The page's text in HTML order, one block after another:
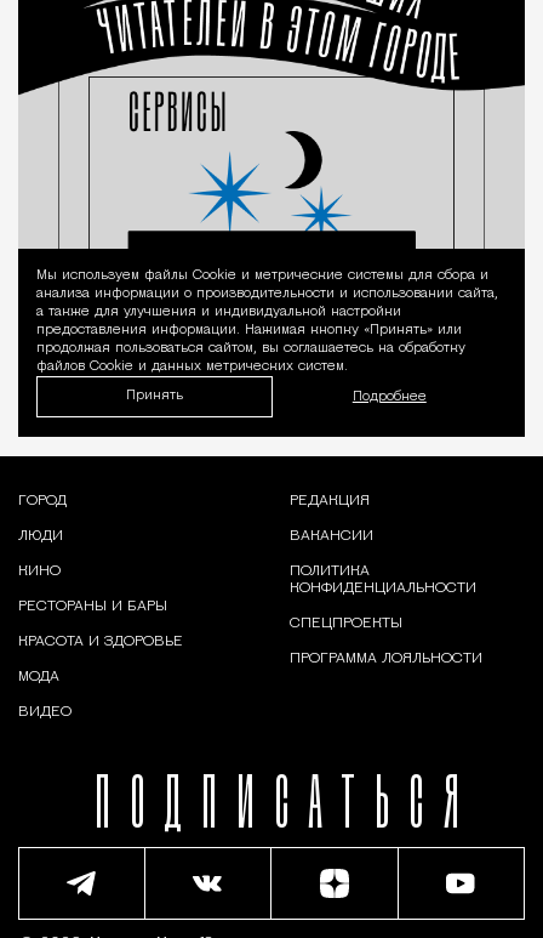
Уведомление
Мы используем файлы Сookie и метрические системы для сбора и
анализа информации о производительности и использовании сайта,
а также для улучшения и индивидуальной настройки
предоставления информации. Нажимая кнопку «Принять» или
продолжая пользоваться сайтом, вы соглашаетесь на обработку
файлов Cookie и данных метрических систем.
Принять Подробнее
ПОДПИСАТЬСЯ
ГОРОД
ЛЮДИ
КИНО
РЕСТОРАНЫ И БАРЫ
КРАСОТА И ЗДОРОВЬЕ
МОДА
ВИДЕО
РЕДАКЦИЯ
ВАКАНСИИ
ПОЛИТИКА
КОНФИДЕНЦИАЛЬНОСТИ
СПЕЦПРОЕКТЫ
ПРОГРАММА ЛОЯЛЬНОСТИ